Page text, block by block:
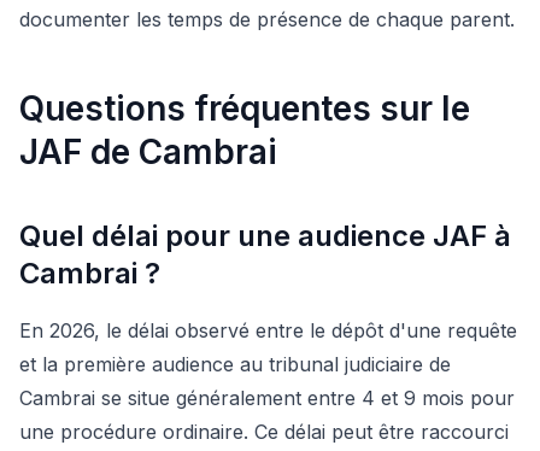
documenter les temps de présence de chaque parent.
Questions fréquentes sur le
JAF de Cambrai
Quel délai pour une audience JAF à
Cambrai ?
En 2026, le délai observé entre le dépôt d'une requête
et la première audience au tribunal judiciaire de
Cambrai se situe généralement entre 4 et 9 mois pour
une procédure ordinaire. Ce délai peut être raccourci